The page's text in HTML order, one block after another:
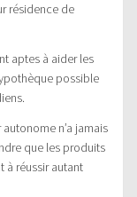
résidence de
aptes à aider les
possible
n’a jamais
que les produits
à réussir autant